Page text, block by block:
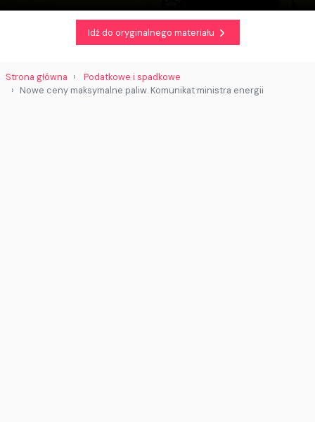
Idź do oryginalnego materiału
Strona główna
Podatkowe i spadkowe
Nowe ceny maksymalne paliw. Komunikat ministra energii